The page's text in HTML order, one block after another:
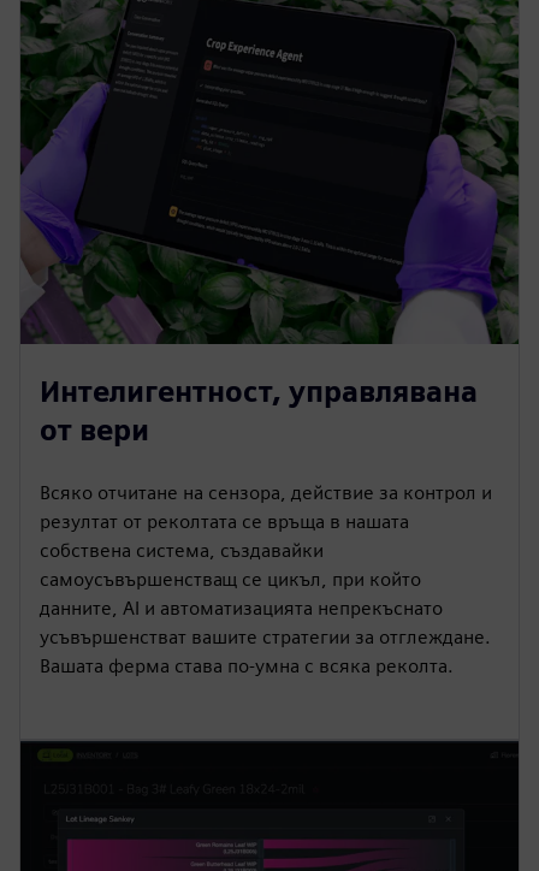
Интелигентност, управлявана
от вери
Всяко отчитане на сензора, действие за контрол и
резултат от реколтата се връща в нашата
собствена система, създавайки
самоусъвършенстващ се цикъл, при който
данните, AI и автоматизацията непрекъснато
усъвършенстват вашите стратегии за отглеждане.
Вашата ферма става по-умна с всяка реколта.